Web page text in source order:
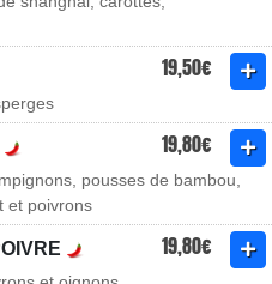
19,50€
19,80€
pousses de bambou,
et poivrons
19,80€